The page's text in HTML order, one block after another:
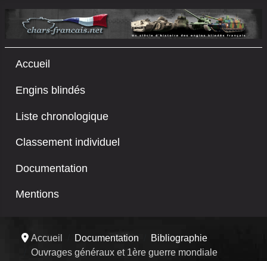
Accueil
Engins blindés
Liste chronologique
Classement individuel
Documentation
Mentions
Accueil Documentation
Bibliographie
Ouvrages généraux et 1ère guerre mondiale